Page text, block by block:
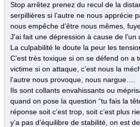
Stop arrêtez prenez du recul de la
serpillières si l’autre ne nous apprécie
nous empêche d’être nous mêmes,
J’ai fait une dépression à cause de l’un
La culpabilité le doute la peur les
C’est très toxique si on se défend on a
victime si on attaque, c’est nous la
l’autre nous provoque, nous nargue….
Ils sont collants envahissants ou
quand on pose la question “tu fais la
réponse soit c’est trop, soit c’est plus
y’a pas d’équilibre de stabilité, on est